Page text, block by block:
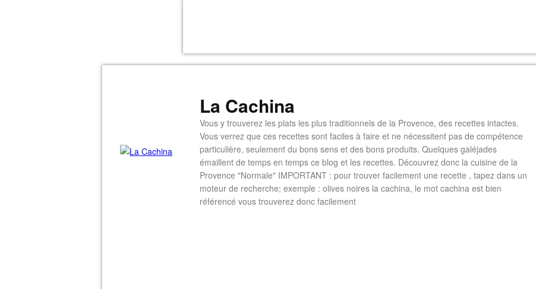
La Cachina
Vous y trouverez les plats les plus traditionnels de la Provence, des recettes intactes.
Vous verrez que ces recettes sont faciles à faire et ne nécessitent pas de compétence
particulière, seulement du bons sens et des bons produits. Quelques galéjades
émaillent de temps en temps ce blog et les recettes. Découvrez donc la cuisine de la
Provence "Normale" IMPORTANT : pour trouver facilement une recette , tapez dans un
moteur de recherche; exemple : olives noires la cachina, le mot cachina est bien
référencé vous trouverez donc facilement